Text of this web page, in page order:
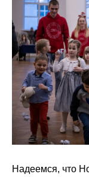
Надеемся, что